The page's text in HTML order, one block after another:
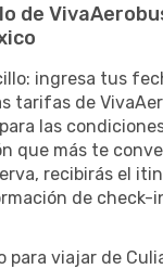
de
ingresa tus
tarifas de
las
que más te
recibirás el
de check-
para viajar de